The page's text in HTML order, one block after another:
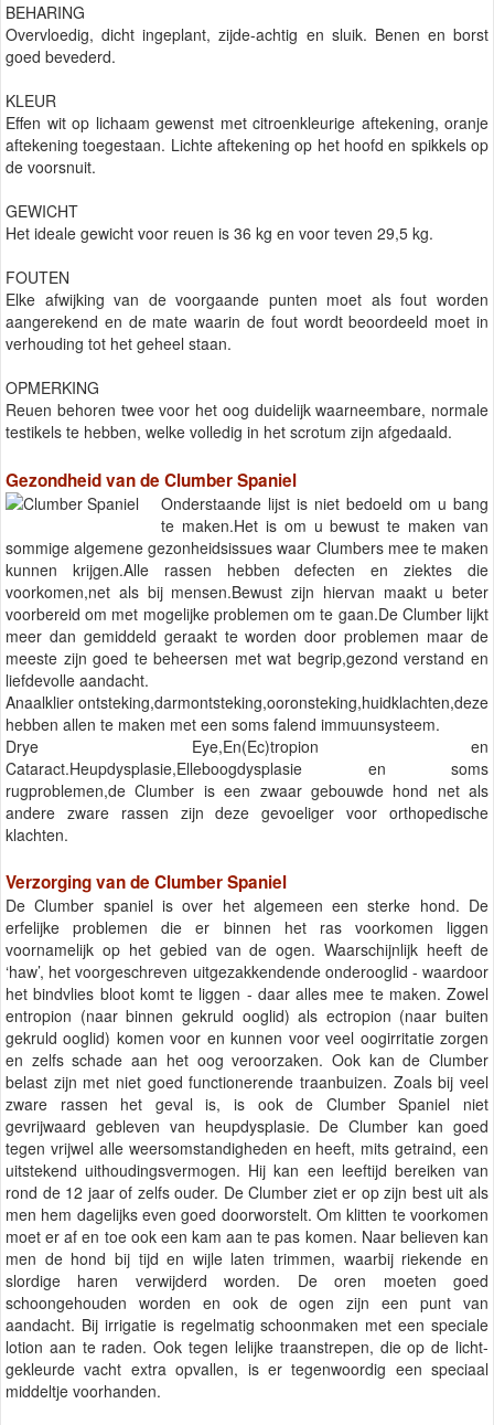
BEHARING
Overvloedig, dicht ingeplant, zijde-achtig en sluik. Benen en borst
goed bevederd.
KLEUR
Effen wit op lichaam gewenst met citroenkleurige aftekening, oranje
aftekening toegestaan. Lichte aftekening op het hoofd en spikkels op
de voorsnuit.
GEWICHT
Het ideale gewicht voor reuen is 36 kg en voor teven 29,5 kg.
FOUTEN
Elke afwijking van de voorgaande punten moet als fout worden
aangerekend en de mate waarin de fout wordt beoordeeld moet in
verhouding tot het geheel staan.
OPMERKING
Reuen behoren twee voor het oog duidelijk waarneembare, normale
testikels te hebben, welke volledig in het scrotum zijn afgedaald.
Gezondheid van de Clumber Spaniel
Onderstaande lijst is niet bedoeld om u bang
te maken.Het is om u bewust te maken van
sommige algemene gezonheidsissues waar Clumbers mee te maken
kunnen krijgen.Alle rassen hebben defecten en ziektes die
voorkomen,net als bij mensen.Bewust zijn hiervan maakt u beter
voorbereid om met mogelijke problemen om te gaan.De Clumber lijkt
meer dan gemiddeld geraakt te worden door problemen maar de
meeste zijn goed te beheersen met wat begrip,gezond verstand en
liefdevolle aandacht.
Anaalklier ontsteking,darmontsteking,ooronsteking,huidklachten,deze
hebben allen te maken met een soms falend immuunsysteem.
Drye Eye,En(Ec)tropion en
Cataract.Heupdysplasie,Elleboogdysplasie en soms
rugproblemen,de Clumber is een zwaar gebouwde hond net als
andere zware rassen zijn deze gevoeliger voor orthopedische
klachten.
Verzorging van de Clumber Spaniel
De Clumber spaniel is over het algemeen een sterke hond. De
erfelijke problemen die er binnen het ras voorkomen liggen
voornamelijk op het gebied van de ogen. Waarschijnlijk heeft de
‘haw’, het voorgeschreven uitgezakkendende onderooglid - waardoor
het bindvlies bloot komt te liggen - daar alles mee te maken. Zowel
entropion (naar binnen gekruld ooglid) als ectropion (naar buiten
gekruld ooglid) komen voor en kunnen voor veel oogirritatie zorgen
en zelfs schade aan het oog veroorzaken. Ook kan de Clumber
belast zijn met niet goed functionerende traanbuizen. Zoals bij veel
zware rassen het geval is, is ook de Clumber Spaniel niet
gevrijwaard gebleven van heupdysplasie. De Clumber kan goed
tegen vrijwel alle weersomstandigheden en heeft, mits getraind, een
uitstekend uithoudingsvermogen. Hij kan een leeftijd bereiken van
rond de 12 jaar of zelfs ouder. De Clumber ziet er op zijn best uit als
men hem dagelijks even goed doorworstelt. Om klitten te voorkomen
moet er af en toe ook een kam aan te pas komen. Naar believen kan
men de hond bij tijd en wijle laten trimmen, waarbij riekende en
slordige haren verwijderd worden. De oren moeten goed
schoongehouden worden en ook de ogen zijn een punt van
aandacht. Bij irrigatie is regelmatig schoonmaken met een speciale
lotion aan te raden. Ook tegen lelijke traanstrepen, die op de licht-
gekleurde vacht extra opvallen, is er tegenwoordig een speciaal
middeltje voorhanden.